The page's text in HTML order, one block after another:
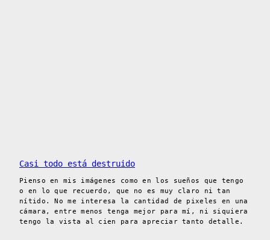
Casi todo está destruido
Pienso en mis imágenes como en los sueños que tengo
o en lo que recuerdo, que no es muy claro ni tan
nítido. No me interesa la cantidad de pixeles en una
cámara, entre menos tenga mejor para mí, ni siquiera
tengo la vista al cien para apreciar tanto detalle.